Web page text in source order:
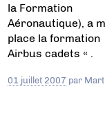
la Formation
Aéronautique), a
place la formation
Airbus cadets « .
01 juillet 2007 par